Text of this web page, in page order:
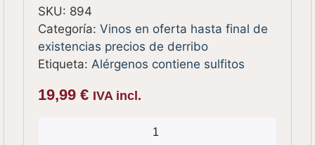
SKU: 894
Categoría:Vinos en oferta hasta final de
existencias precios de derribo
Etiqueta: Alérgenos contiene sulfitos
19,99€ IVA incl.